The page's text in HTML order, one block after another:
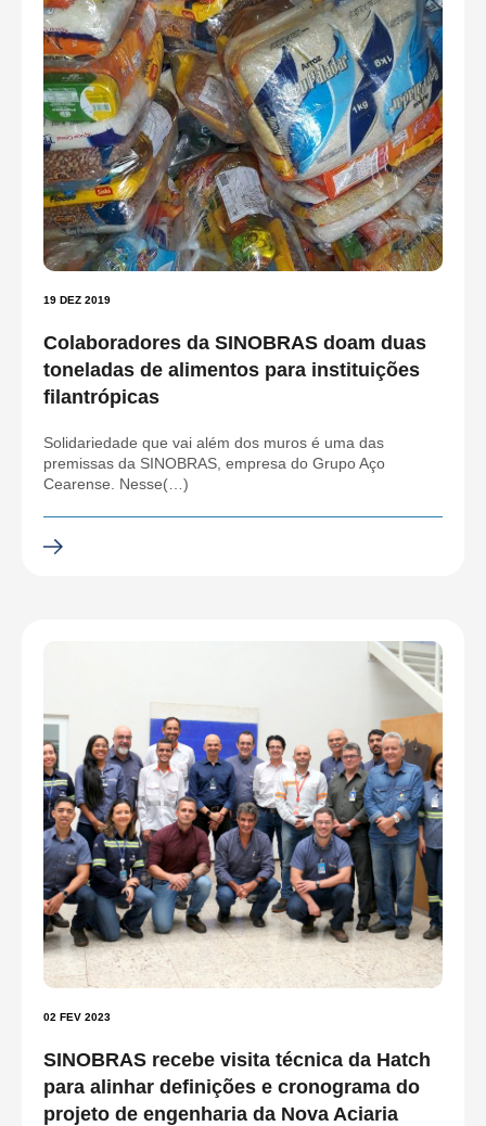
19 DEZ 2019
Colaboradores da SINOBRAS doam duas
toneladas de alimentos para instituições
filantrópicas
Solidariedade que vai além dos muros é uma das
premissas da SINOBRAS, empresa do Grupo Aço
Cearense. Nesse(…)
02 FEV 2023
SINOBRAS recebe visita técnica da Hatch
para alinhar definições e cronograma do
projeto de engenharia da Nova Aciaria